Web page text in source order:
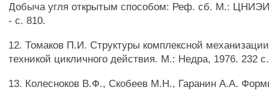
Добыча угля открытым способом: Реф. сб. М.:
- с. 810.
12. Томаков П.И. Структуры комплексной
техникой цикличного действия. М.: Недра, 1976. 232 с.
13. Колесноков В.Ф., Скобеев М.Н., Гаранин А.А.